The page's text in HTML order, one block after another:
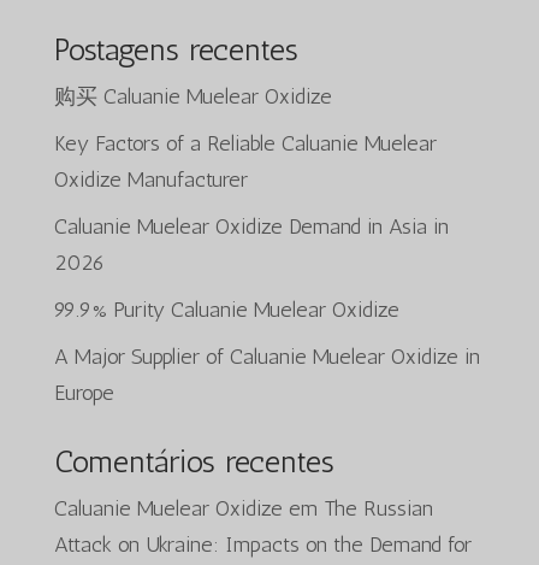
Postagens recentes
购买 Caluanie Muelear Oxidize
Key Factors of a Reliable Caluanie Muelear
Oxidize Manufacturer
Caluanie Muelear Oxidize Demand in Asia in
2026
99.9% Purity Caluanie Muelear Oxidize
A Major Supplier of Caluanie Muelear Oxidize in
Europe
Comentários recentes
Caluanie Muelear Oxidize em The Russian
Attack on Ukraine: Impacts on the Demand for